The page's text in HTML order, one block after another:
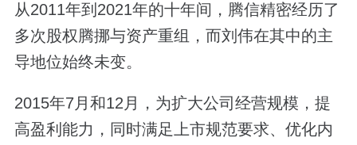
从2011年到2021年的十年间，腾信精密经历了
多次股权腾挪与资产重组，而刘伟在其中的主
导地位始终未变。
2015年7月和12月，为扩大公司经营规模，提
高盈利能力，同时满足上市规范要求、优化内